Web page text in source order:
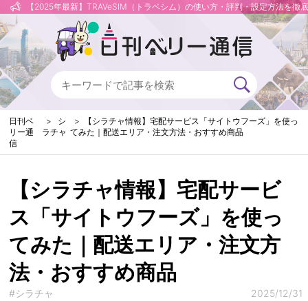
【2025年最新】TRAVeSIM（トラベシム）の使い方・評判・設定方法を徹
日刊ベ
リー通
信
シ
ラチャ
【シラチャ情報】宅配サービス「サイトウフーズ」を使っ
てみた｜配送エリア・注文方法・おすすめ商品
【シラチャ情報】宅配サービ
ス「サイトウフーズ」を使っ
てみた｜配送エリア・注文方
法・おすすめ商品
#シラチャ
2025/12/31